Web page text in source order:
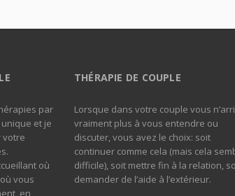
par
et je
votre
où
vous
en
THÉRAPIE DE COUPLE
Lorsque dans votre couple vous
vraiment plus à vous entendre ou
discuter, vous avez le choix: soit
continuer comme cela (mais cela
difficile), soit mettre fin à la relation,
demander de l’aide à l’extérieur.